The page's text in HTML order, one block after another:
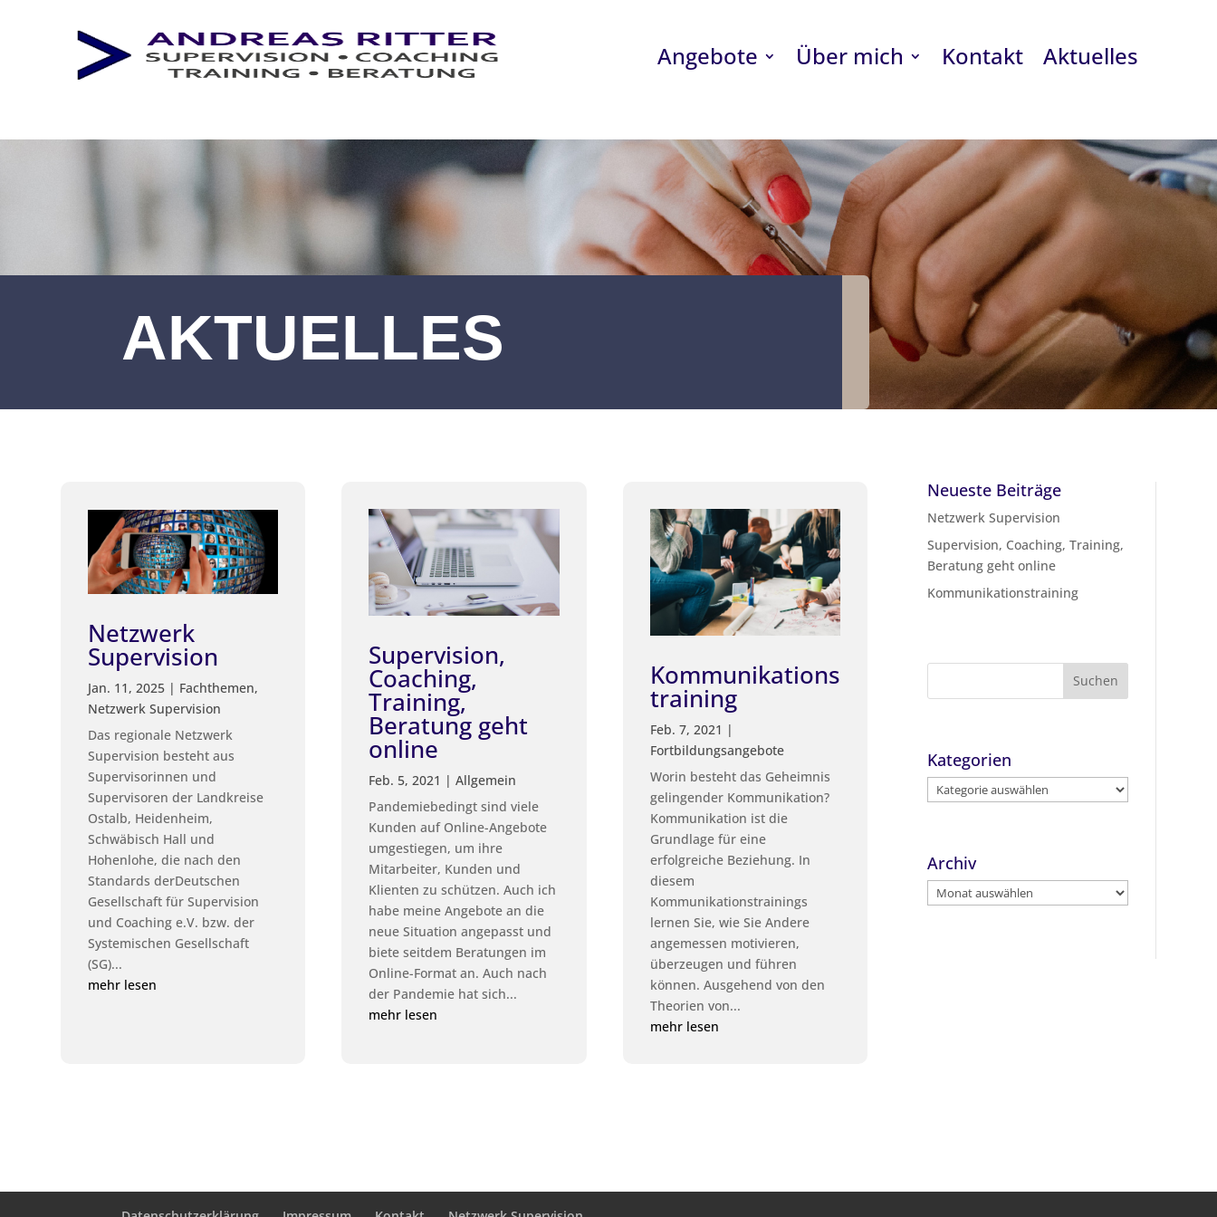
Angebote Über mich Kontakt Aktuelles
AKTUELLES
Netzwerk
Supervision
Jan. 11, 2025 | Fachthemen,
Netzwerk Supervision
Das regionale Netzwerk
Supervision besteht aus
Supervisorinnen und
Supervisoren der Landkreise
Ostalb, Heidenheim,
Schwäbisch Hall und
Hohenlohe, die nach den
Standards derDeutschen
Gesellschaft für Supervision
und Coaching e.V. bzw. der
Systemischen Gesellschaft
(SG)...
mehr lesen
Supervision,
Coaching,
Training,
Beratung geht
online
Feb. 5, 2021 |Allgemein
Pandemiebedingt sind viele
Kunden auf Online-Angebote
umgestiegen, um ihre
Mitarbeiter, Kunden und
Klienten zu schützen. Auch ich
habe meine Angebote an die
neue Situation angepasst und
biete seitdem Beratungen im
Online-Format an. Auch nach
der Pandemie hat sich...
mehr lesen
Kommunikations
training
Feb. 7, 2021 |
Fortbildungsangebote
Worin besteht das Geheimnis
gelingender Kommunikation?
Kommunikation ist die
Grundlage für eine
erfolgreiche Beziehung. In
diesem
Kommunikationstrainings
lernen Sie, wie Sie Andere
angemessen motivieren,
überzeugen und führen
können. Ausgehend von den
Theorien von...
mehr lesen
Neueste Beiträge
Netzwerk Supervision
Supervision, Coaching, Training,
Beratung geht online
Kommunikationstraining
Kategorien
Kategorien
Archiv
Archiv